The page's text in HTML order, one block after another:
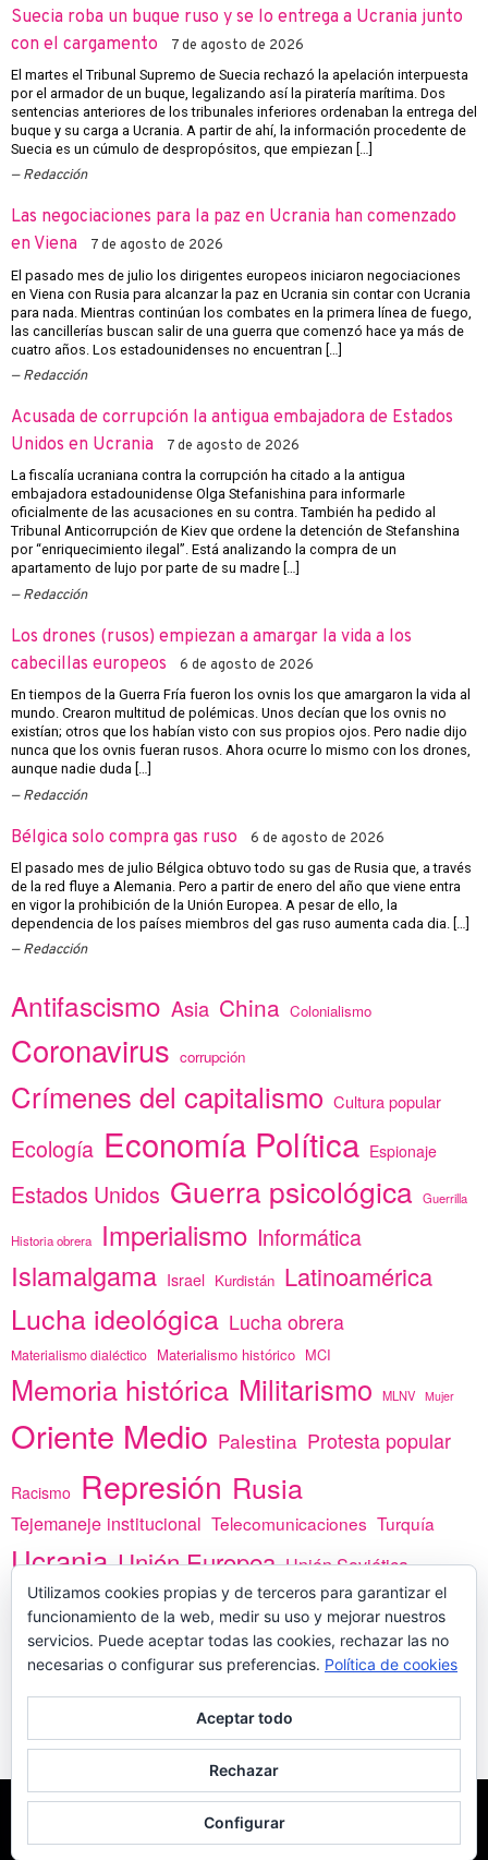
Suecia roba un buque ruso y se lo entrega a Ucrania junto
con el cargamento
7 de agosto de 2026
El martes el Tribunal Supremo de Suecia rechazó la apelación interpuesta
por el armador de un buque, legalizando así la piratería marítima. Dos
sentencias anteriores de los tribunales inferiores ordenaban la entrega del
buque y su carga a Ucrania. A partir de ahí, la información procedente de
Suecia es un cúmulo de despropósitos, que empiezan […]
Redacción
Las negociaciones para la paz en Ucrania han comenzado
en Viena
7 de agosto de 2026
El pasado mes de julio los dirigentes europeos iniciaron negociaciones
en Viena con Rusia para alcanzar la paz en Ucrania sin contar con Ucrania
para nada. Mientras continúan los combates en la primera línea de fuego,
las cancillerías buscan salir de una guerra que comenzó hace ya más de
cuatro años. Los estadounidenses no encuentran […]
Redacción
Acusada de corrupción la antigua embajadora de Estados
Unidos en Ucrania
7 de agosto de 2026
La fiscalía ucraniana contra la corrupción ha citado a la antigua
embajadora estadounidense Olga Stefanishina para informarle
oficialmente de las acusaciones en su contra. También ha pedido al
Tribunal Anticorrupción de Kiev que ordene la detención de Stefanshina
por “enriquecimiento ilegal”. Está analizando la compra de un
apartamento de lujo por parte de su madre […]
Redacción
Los drones (rusos) empiezan a amargar la vida a los
cabecillas europeos
6 de agosto de 2026
En tiempos de la Guerra Fría fueron los ovnis los que amargaron la vida al
mundo. Crearon multitud de polémicas. Unos decían que los ovnis no
existían; otros que los habían visto con sus propios ojos. Pero nadie dijo
nunca que los ovnis fueran rusos. Ahora ocurre lo mismo con los drones,
aunque nadie duda […]
Redacción
Bélgica solo compra gas ruso 6 de agosto de 2026
El pasado mes de julio Bélgica obtuvo todo su gas de Rusia que, a través
de la red fluye a Alemania. Pero a partir de enero del año que viene entra
en vigor la prohibición de la Unión Europea. A pesar de ello, la
dependencia de los países miembros del gas ruso aumenta cada dia. […]
Redacción
Antifascismo Asia China Colonialismo
Coronavirus corrupción
Crímenes del capitalismo Cultura popular
Ecología Economía Política Espionaje
Estados Unidos Guerra psicológica Guerrilla
Historia obrera Imperialismo Informática
Islamalgama Israel Kurdistán Latinoamérica
Lucha ideológica Lucha obrera
Materialismo dialéctico Materialismo histórico MCI
Memoria histórica Militarismo MLNV Mujer
Oriente Medio Palestina Protesta popular
Racismo Represión Rusia
Tejemaneje institucional Telecomunicaciones Turquía
Ucrania Unión Europea Unión Soviética
vacunas Yemen África
PREGÚNTANOS
MADE WITH
PORWPLOOK THEMES
Utilizamos cookies propias y de terceros para garantizar el
funcionamiento de la web, medir su uso y mejorar nuestros
servicios. Puede aceptar todas las cookies, rechazar las no
necesarias o configurar sus preferencias. Política de cookies
Aceptar todo
Rechazar
Configurar